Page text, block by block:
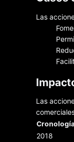
Las
Las
2018